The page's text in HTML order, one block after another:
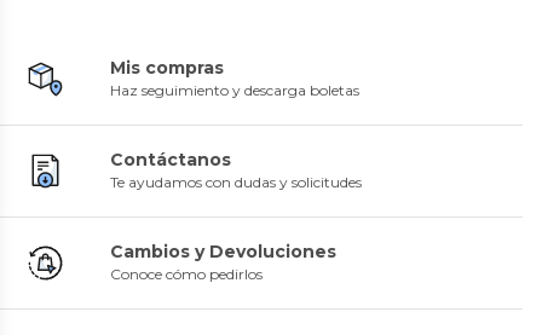
Mis compras
Haz seguimiento y descarga boletas
Contáctanos
Te ayudamos con dudas y solicitudes
Cambios y Devoluciones
Conoce cómo pedirlos